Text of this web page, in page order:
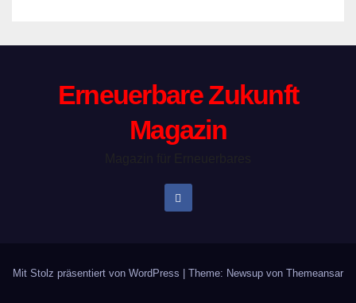
Erneuerbare Zukunft
Magazin
Mit Stolz präsentiert von WordPress Theme: Newsup von Themeansar